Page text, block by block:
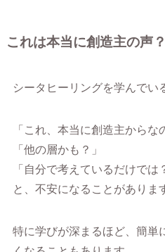
これは本当に創造主の声？
シータヒーリングを学んでい
「これ、本当に創造主からな
「他の層かも？」
「自分で考えているだけでは
と、不安になることがありま
特に学びが深まるほど、簡単